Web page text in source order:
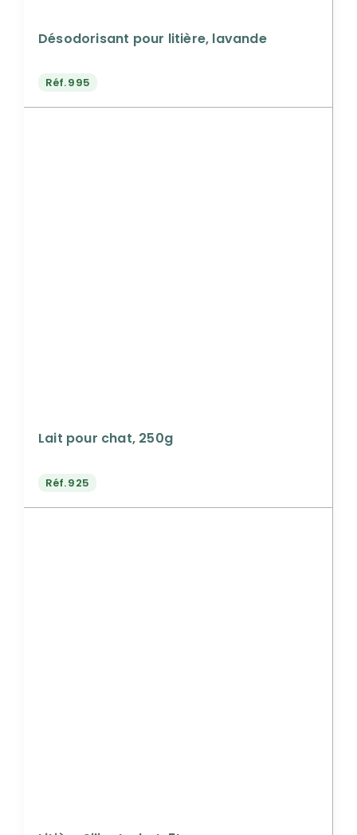
Désodorisant pour litière, lavande
Réf.995
Lait pour chat, 250g
Réf.925